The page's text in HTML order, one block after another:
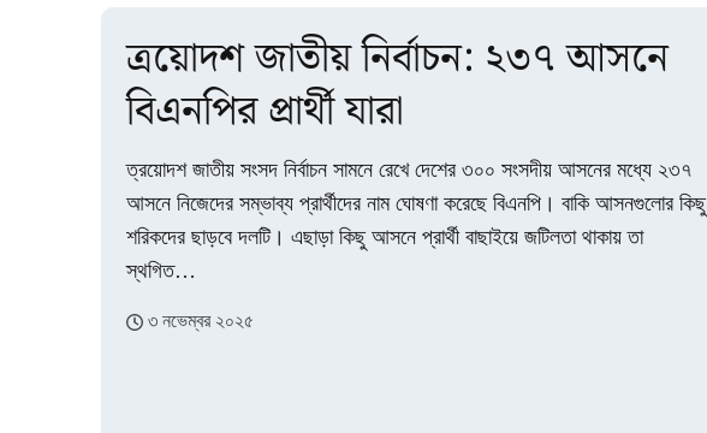
ত্রয়োদশ জাতীয় নির্বাচন: ২৩৭ আসনে
বিএনপির প্রার্থী যারা
ত্রয়োদশ জাতীয় সংসদ নির্বাচন সামনে রেখে দেশের ৩০০ সংসদীয় আসনের মধ্যে ২৩৭
আসনে নিজেদের সম্ভাব্য প্রার্থীদের নাম ঘোষণা করেছে বিএনপি। বাকি আসনগুলোর কিছু
শরিকদের ছাড়বে দলটি। এছাড়া কিছু আসনে প্রার্থী বাছাইয়ে জটিলতা থাকায় তা
স্থগিত…
৩ নভেম্বর ২০২৫